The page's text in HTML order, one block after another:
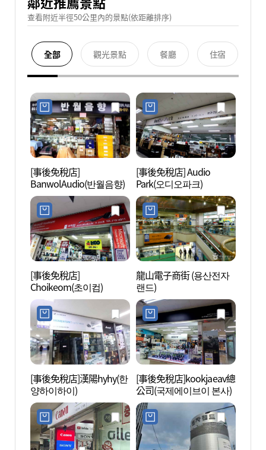
查看附近半徑50公里內的景點(依距離排序)
全部 觀光景點 餐廳 住宿
[事後免稅店]
BanwolAudio(반월음향)
[事後免稅店] Audio
Park(오디오파크)
[事後免稅店]
Choikeom(초이컴)
龍山電子商街 (용산전자
랜드)
[事後免稅店]漢陽hyhy(한
양하이하이)
[事後免稅店]kookjaeav總
公司(국제에이브이 본사)